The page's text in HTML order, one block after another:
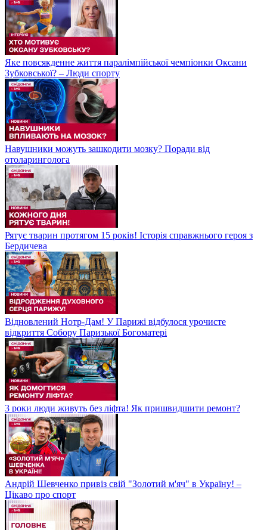
Яке повсякденне життя паралімпійської чемпіонки Оксани
Зубковської? – Люди спорту
Навушники можуть зашкодити мозку? Поради від
отоларинголога
Рятує тварин протягом 15 років! Історія справжнього героя з
Бердичева
Відновлений Нотр-Дам! У Парижі відбулося урочисте
відкриття Собору Паризької Богоматері
3 роки люди живуть без ліфта! Як пришвидшити ремонт?
Андрій Шевченко привіз свій "Золотий м'яч" в Україну! –
Цікаво про спорт